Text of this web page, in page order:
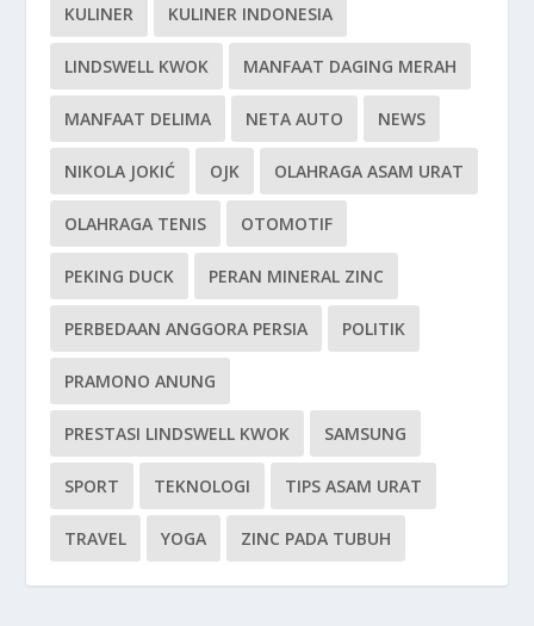
KULINER KULINER INDONESIA
LINDSWELL KWOK MANFAAT DAGING MERAH
MANFAAT DELIMA NETA AUTO NEWS
NIKOLA JOKIĆ OJK OLAHRAGA ASAM URAT
OLAHRAGA TENIS OTOMOTIF
PEKING DUCK PERAN MINERAL ZINC
PERBEDAAN ANGGORA PERSIA POLITIK
PRAMONO ANUNG
PRESTASI LINDSWELL KWOK SAMSUNG
SPORT TEKNOLOGI TIPS ASAM URAT
TRAVEL YOGA ZINC PADA TUBUH